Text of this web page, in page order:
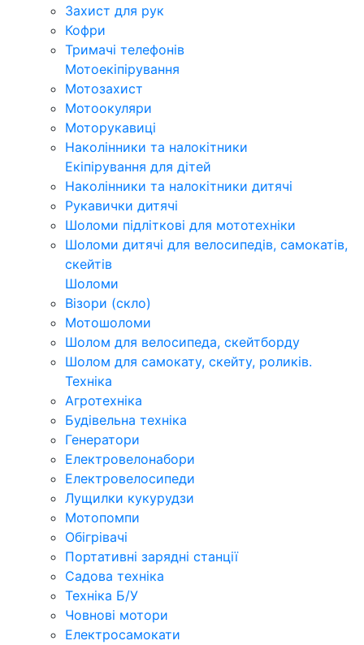
Захист для рук
Кофри
Тримачі телефонів
Мотоекіпірування
Мотозахист
Мотоокуляри
Моторукавиці
Наколінники та налокітники
Екіпірування для дітей
Наколінники та налокітники дитячі
Рукавички дитячі
Шоломи підліткові для мототехніки
Шоломи дитячі для велосипедів, самокатів,
скейтів
Шоломи
Візори (скло)
Мотошоломи
Шолом для велосипеда, скейтборду
Шолом для самокату, скейту, роликів.
Техніка
Агротехніка
Будівельна техніка
Генератори
Електровелонабори
Електровелосипеди
Лущилки кукурудзи
Мотопомпи
Обігрівачі
Портативні зарядні станції
Садова техніка
Техніка Б/У
Човнові мотори
Електросамокати